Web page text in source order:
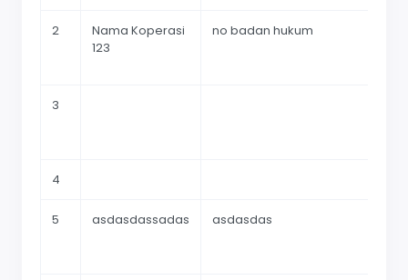
2
Nama Koperasi
123
no badan hukum
3
4
5 asdasdassadas asdasdas